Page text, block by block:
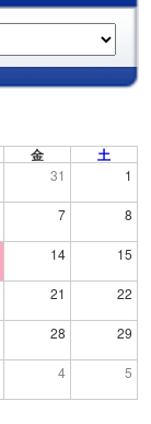
金 土
31 1
7 8
14 15
21 22
28 29
4 5